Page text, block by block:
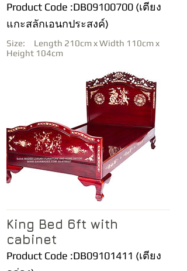
Product Code :DB09100700 (เตียง
แกะสลักเอนกประสงค์)
Size: Length 210cm x Width 110cm x
Height 104cm
King Bed 6ft with
cabinet
Product Code :DB09101411 (เตียง